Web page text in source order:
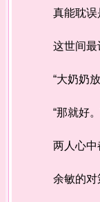
真能耽误是
这世间最让
“大奶奶放
“那就好。”
两人心中都
余敏的对策